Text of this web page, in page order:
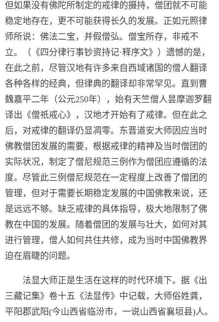
但如果没有佛陀所制定的戒律的摄持，僧团就不可能
稳定地存在，更不可能获得长久的发展。正如元照律
师所说：佛法二宝，并假僧弘。僧宝所存，非戒不
立。（《四分律行事钞资持记·释序文》）遗憾的是，
在此之前，尽管汉地有许多来自西域诸国的僧人翻译
各种各样的经典，但律典的翻译却非常罕见。直到曹
魏嘉平二年（公元250年），始有天竺僧人昙摩迦罗翻
译出《僧祇戒心》，汉地才开始有了戒律。但在此之
后，对戒律的翻译仍显凋零。东晋道安大师因应当时
佛教僧团发展的需要，根据戒律的精神及当时僧团的
实际状况，制定了僧尼规范三例作为僧团应遵循的法
度。尽管此三例僧尼规范在一定程度上改善了僧团的
管理，但对于需要长期稳定发展的中国佛教来说，还
是远远不够。缺乏戒律的具体指导，极大地限制了佛
教在中国的发展。随着僧团的发展与壮大，如何对其
进行管理，僧人如何共住共修，成为当时中国佛教界
迫在眉睫的问题。
法显大师正是生活在这样的时代环境下。据《出
三藏记集》卷十五《法显传》中记载，大师俗姓龚，
平阳郡武阳(今山西省临汾市，一说山西省襄垣县)人。